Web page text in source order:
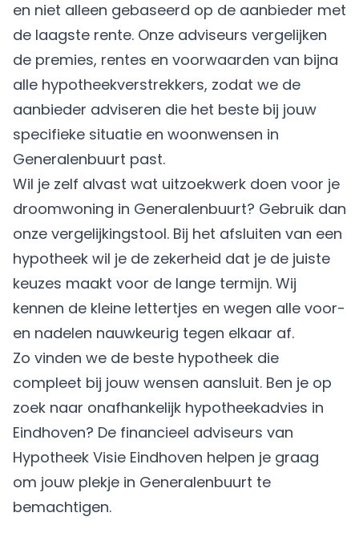
en niet alleen gebaseerd op de aanbieder met
de laagste rente. Onze adviseurs vergelijken
de premies, rentes en voorwaarden van bijna
alle hypotheekverstrekkers, zodat we de
aanbieder adviseren die het beste bij jouw
specifieke situatie en woonwensen in
Generalenbuurt past.
Wil je zelf alvast wat uitzoekwerk doen voor je
droomwoning in Generalenbuurt? Gebruik dan
onze vergelijkingstool. Bij het afsluiten van een
hypotheek wil je de zekerheid dat je de juiste
keuzes maakt voor de lange termijn. Wij
kennen de kleine lettertjes en wegen alle voor-
en nadelen nauwkeurig tegen elkaar af.
Zo vinden we de beste hypotheek die
compleet bij jouw wensen aansluit. Ben je op
zoek naar onafhankelijk hypotheekadvies in
Eindhoven? De financieel adviseurs van
Hypotheek Visie Eindhoven helpen je graag
om jouw plekje in Generalenbuurt te
bemachtigen.